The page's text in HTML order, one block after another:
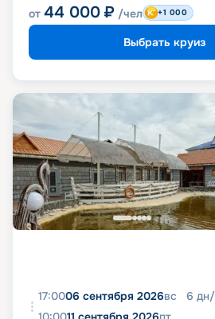
от 44 000 ₽ /чел +1 000
Выбрать круиз
17:0006 сентября 2026вс 6 дн/